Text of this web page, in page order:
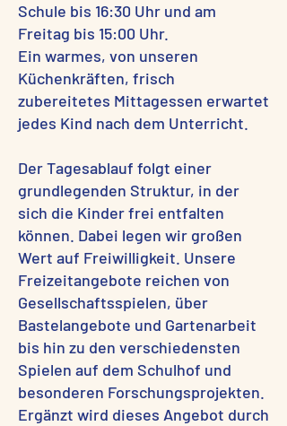
Schule bis 16:30 Uhr und am
Freitag bis 15:00 Uhr.
Ein warmes, von unseren
Küchenkräften, frisch
zubereitetes Mittagessen erwartet
jedes Kind nach dem Unterricht.
Der Tagesablauf folgt einer
grundlegenden Struktur, in der
sich die Kinder frei entfalten
können. Dabei legen wir großen
Wert auf Freiwilligkeit. Unsere
Freizeitangebote reichen von
Gesellschaftsspielen, über
Bastelangebote und Gartenarbeit
bis hin zu den verschiedensten
Spielen auf dem Schulhof und
besonderen Forschungsprojekten.
Ergänzt wird dieses Angebot durch